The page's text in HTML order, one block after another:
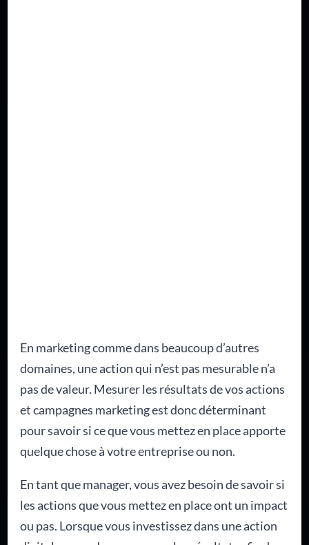
En marketing comme dans beaucoup d’autres
domaines, une action qui n’est pas mesurable n’a
pas de valeur. Mesurer les résultats de vos actions
et campagnes marketing est donc déterminant
pour savoir si ce que vous mettez en place apporte
quelque chose à votre entreprise ou non.
En tant que manager, vous avez besoin de savoir si
les actions que vous mettez en place ont un impact
ou pas. Lorsque vous investissez dans une action